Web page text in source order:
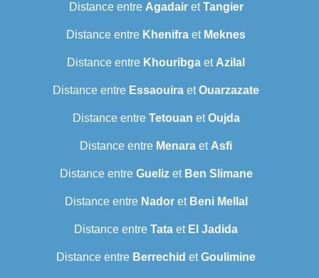
Distance entre AgadairetTangier
Distance entre Khenifra et Meknes
Distance entre Khouribga et Azilal
Distance entre Essaouira etOuarzazate
Distance entre Tetouan etOujda
Distance entre Menara et Asfi
Distance entre Guelizet Ben Slimane
Distance entre Nadoret Beni Mellal
Distance entre Tata et El Jadida
Distance entre Berrechid etGoulimine